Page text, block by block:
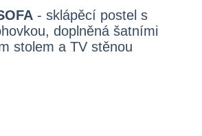
- sklápěcí postel s
doplněná šatními
stolem a TV stěnou